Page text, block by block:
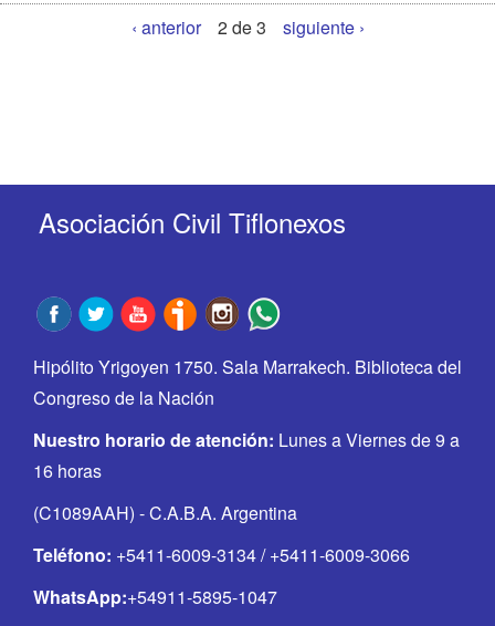
‹ anterior 2 de 3 siguiente ›
Asociación Civil Tiflonexos
Hipólito Yrigoyen 1750. Sala Marrakech. Biblioteca del
Congreso de la Nación
Nuestro horario de atención: Lunes a Viernes de 9 a
16 horas
(C1089AAH) - C.A.B.A. Argentina
Teléfono: +5411-6009-3134 / +5411-6009-3066
WhatsApp:+54911-5895-1047